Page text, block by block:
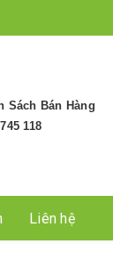
Sách Bán Hàng
118
Liên hệ